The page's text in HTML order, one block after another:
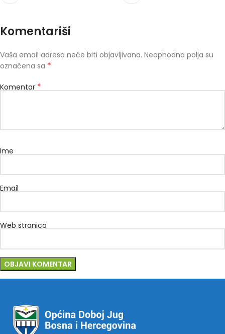
Komentariši
Vaša email adresa neće biti objavljivana. Neophodna polja su
označena sa *
Komentar *
Ime
Email
Web stranica